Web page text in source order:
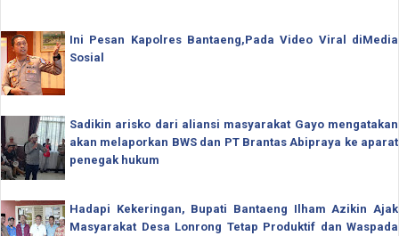
Ini Pesan Kapolres Bantaeng,Pada Video Viral diMedia
Sosial
Sadikin arisko dari aliansi masyarakat Gayo mengatakan
akan melaporkan BWS dan PT Brantas Abipraya ke aparat
penegak hukum
Hadapi Kekeringan, Bupati Bantaeng Ilham Azikin Ajak
Masyarakat Desa Lonrong Tetap Produktif dan Waspada